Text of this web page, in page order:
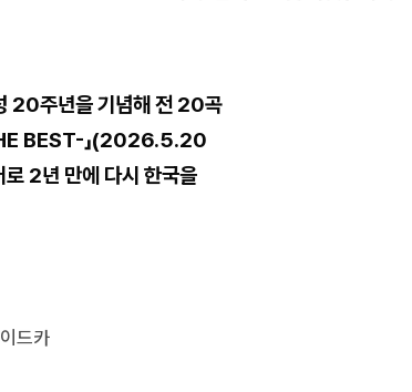
20주년을 기념해 전 20곡
BEST-」(2026.5.20
2년 만에 다시 한국을
드카